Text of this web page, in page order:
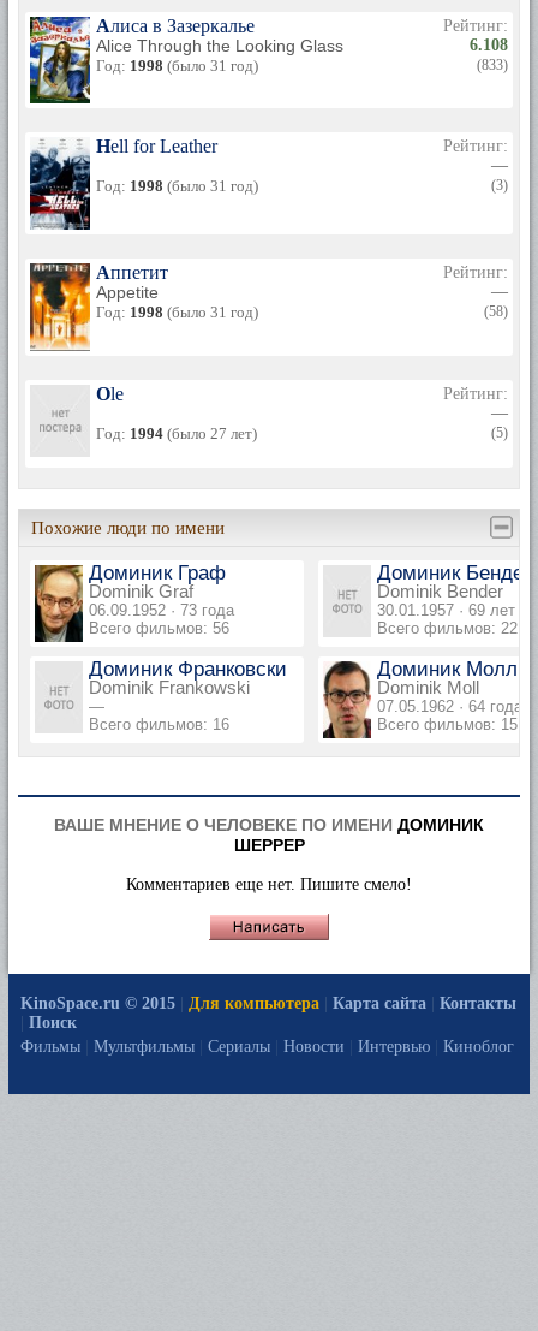
Алиса в Зазеркалье
Alice Through the Looking Glass
Год: 1998 (было 31 год)
Рейтинг:
6.108
(833)
Hell for Leather
Год: 1998 (было 31 год)
Рейтинг:
—
(3)
Аппетит
Appetite
Год: 1998 (было 31 год)
Рейтинг:
—
(58)
Ole
Год: 1994 (было 27 лет)
Рейтинг:
—
(5)
Похожие люди по имени
Доминик Граф
Dominik Graf
06.09.1952 · 73 года
Всего фильмов: 56
Доминик Бендер
Dominik Bender
30.01.1957 · 69 лет
Всего фильмов: 22
Доминик Франковски
Dominik Frankowski
—
Всего фильмов: 16
Доминик Молль
Dominik Moll
07.05.1962 · 64 года
Всего фильмов: 15
ВАШЕ МНЕНИЕ О ЧЕЛОВЕКЕ ПО ИМЕНИ ДОМИНИК
ШЕРРЕР
Комментариев еще нет. Пишите смело!
KinoSpace.ru © 2015 Для компьютера Карта сайта
Контакты
Поиск
Фильмы
Мультфильмы Сериалы Новости Интервью Киноблог